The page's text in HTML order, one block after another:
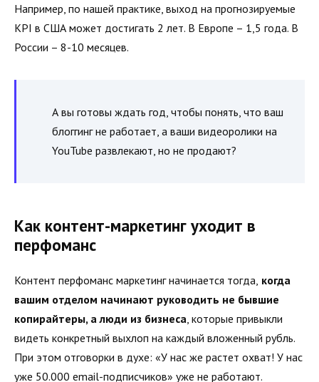
Например, по нашей практике, выход на прогнозируемые
KPI в США может достигать 2 лет. В Европе – 1,5 года. В
России – 8-10 месяцев.
А вы готовы ждать год, чтобы понять, что ваш
блоггинг не работает, а ваши видеоролики на
YouTube развлекают, но не продают?
Как контент-маркетинг уходит в
перфоманс
Контент перфоманс маркетинг начинается тогда, когда
вашим отделом начинают руководить не бывшие
копирайтеры, а люди из бизнеса , которые привыкли
видеть конкретный выхлоп на каждый вложенный рубль.
При этом отговорки в духе: «У нас же растет охват! У нас
уже 50.000 email-подписчиков» уже не работают.